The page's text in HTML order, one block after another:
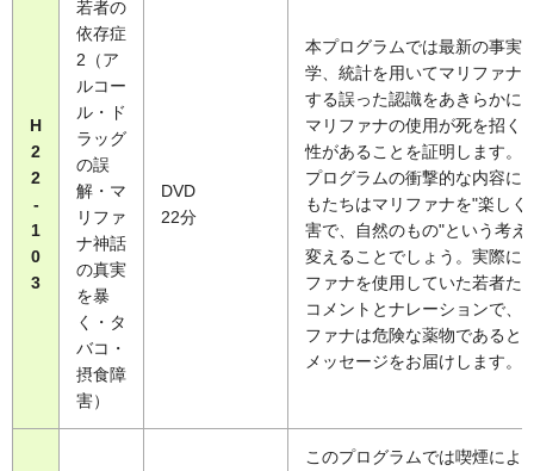
H
2
2
-
1
0
3
若者の
依存症
2（ア
ルコー
ル・ド
ラッグ
の誤
解・マ
リファ
ナ神話
の真実
を暴
く・タ
バコ・
摂食障
害）
DVD
22分
本プログラムでは最新の事実
学、統計を用いてマリファナ
する誤った認識をあきらかに
マリファナの使用が死を招く
性があることを証明します。
プログラムの衝撃的な内容に
もたちはマリファナを"楽しく
害で、自然のもの"という考え
変えることでしょう。実際に
ファナを使用していた若者た
コメントとナレーションで、
ファナは危険な薬物であると
メッセージをお届けします。
このプログラムでは喫煙によ